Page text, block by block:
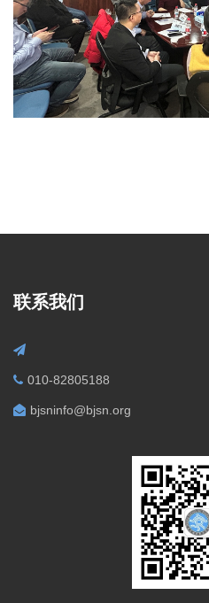
联系我们
010-82805188
bjsninfo@bjsn.org